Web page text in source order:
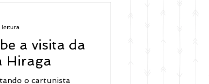
a visita da
Hiraga
o cartunista
leitura